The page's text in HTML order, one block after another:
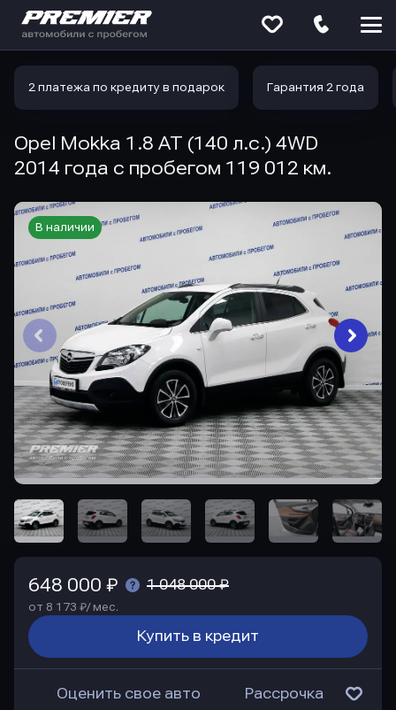
2 платежа по кредиту в подарок Гарантия 2 года
Opel Mokka 1.8 AT (140 л.с.) 4WD
2014 года с пробегом 119 012 км.
В наличии
648 000 ₽ 1 048 000 ₽
от 8 173 ₽/ мес.
Купить в кредит
Оценить свое авто Рассрочка